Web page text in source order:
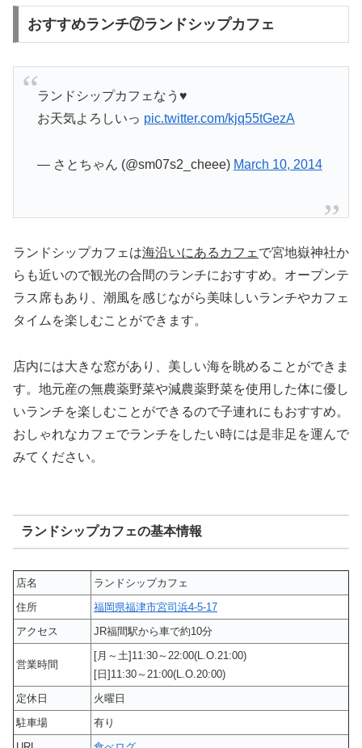
おすすめランチ⑦ランドシップカフェ
ランドシップカフェなう♥️
お天気よろしいっ pic.twitter.com/kjq55tGezA
— さとちゃん (@sm07s2_cheee) March 10, 2014
ランドシップカフェは海沿いにあるカフェ で宮地嶽神社か
らも近いので観光の合間のランチにおすすめ。オープンテ
ラス席もあり、潮風を感じながら美味しいランチやカフェ
タイムを楽しむことができます。
店内には大きな窓があり、美しい海を眺めることができま
す。地元産の無農薬野菜や減農薬野菜を使用した体に優し
いランチを楽しむことができるので子連れにもおすすめ。
おしゃれなカフェでランチをしたい時には是非足を運んで
みてください。
ランドシップカフェの基本情報
店名
ランドシップカフェ
住所
福岡県福津市宮司浜4-5-17
アクセス
JR福間駅から車で約10分
営業時間
[月～土]11:30～22:00(L.O.21:00)
[日]11:30～21:00(L.O.20:00)
定休日
火曜日
駐車場
有り